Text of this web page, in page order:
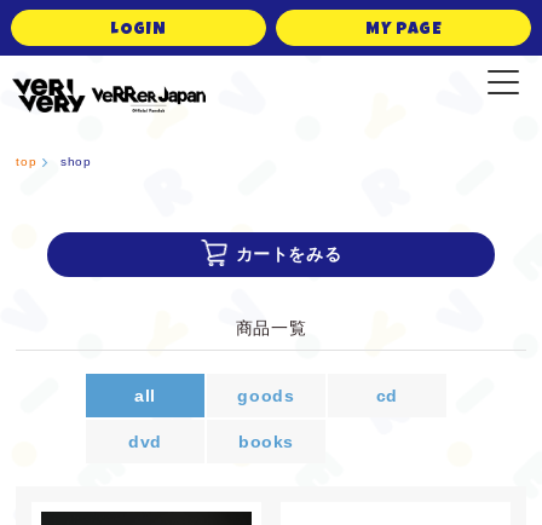
LOGIN MY PAGE
top shop
商品一覧
カートをみる
all goods cd
dvd books